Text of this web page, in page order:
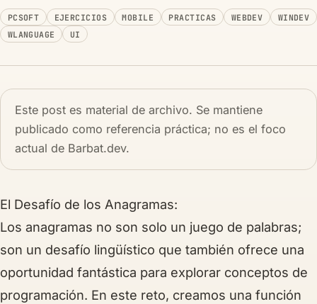
PCSOFT EJERCICIOS MOBILE PRACTICAS WEBDEV
WINDEV
WLANGUAGE
UI
Este post es material de archivo. Se mantiene
publicado como referencia práctica; no es el foco
actual de Barbat.dev.
El Desafío de los Anagramas:
Los anagramas no son solo un juego de palabras;
son un desafío lingüístico que también ofrece una
oportunidad fantástica para explorar conceptos de
programación. En este reto, creamos una función